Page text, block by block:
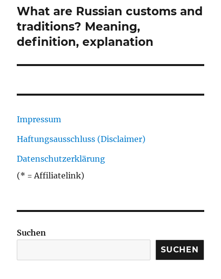
Nächster
Beitrag:
What are Russian customs and
traditions? Meaning,
definition, explanation
Impressum
Haftungsausschluss (Disclaimer)
Datenschutzerklärung
(* = Affiliatelink)
Suchen
SUCHEN